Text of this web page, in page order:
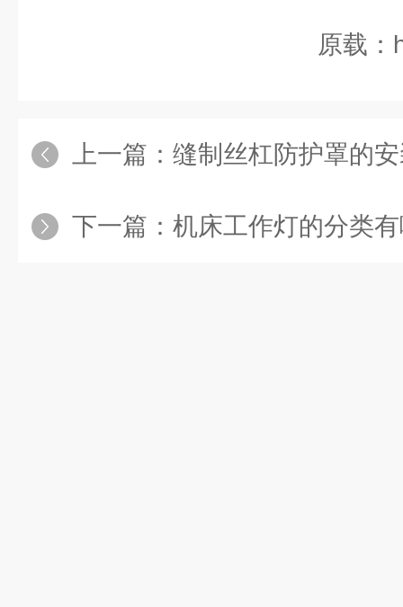
原载：
上一篇： 缝制丝杠防护罩的
下一篇： 机床工作灯的分类